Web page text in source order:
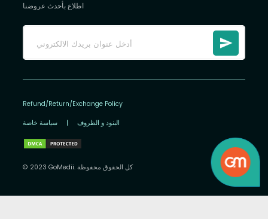
اطلاع بأحدث عروضنا
Refund/Return/Exchange Policy
سياسة خاصة | البنود و الظروف
© 2023 GoMedii. كل الحقوق محفوظة